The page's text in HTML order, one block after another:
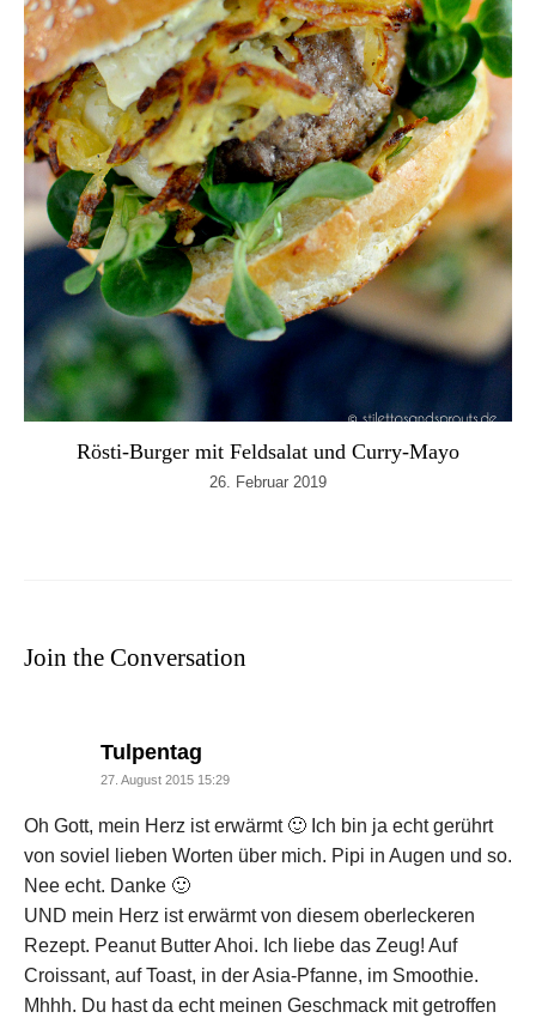
Rösti-Burger mit Feldsalat und Curry-Mayo
26. Februar 2019
Join the Conversation
Tulpentag
27. August 2015 15:29
Oh Gott, mein Herz ist erwärmt 🙂 Ich bin ja echt gerührt
von soviel lieben Worten über mich. Pipi in Augen und so.
Nee echt. Danke 🙂
UND mein Herz ist erwärmt von diesem oberleckeren
Rezept. Peanut Butter Ahoi. Ich liebe das Zeug! Auf
Croissant, auf Toast, in der Asia-Pfanne, im Smoothie.
Mhhh. Du hast da echt meinen Geschmack mit getroffen